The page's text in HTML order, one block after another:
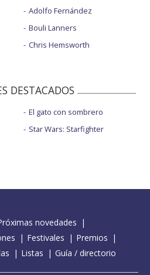
Adolfo Fernández
Bouli Lanners
Chris Hemsworth
DESTACADOS
El gato con sombrero
Star Wars: Starfighter
novedades
Festivales
Premios
Listas Guía / directorio